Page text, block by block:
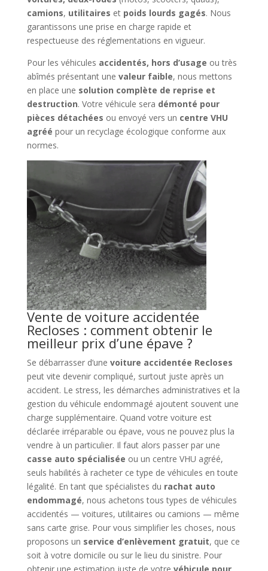
camions, utilitaires et poids lourds gagés. Nous
garantissons une prise en charge rapide et
respectueuse des réglementations en vigueur.
Pour les véhicules accidentés, hors d’usage ou très
abîmés présentant une valeur faible, nous mettons
en place une solution complète de reprise et
destruction. Votre véhicule sera démonté pour
pièces détachées ou envoyé vers un centre VHU
agréé pour un recyclage écologique conforme aux
normes.
Vente de voiture accidentée
Recloses : comment obtenir le
meilleur prix d’une épave ?
Se débarrasser d’une voiture accidentée Recloses
peut vite devenir compliqué, surtout juste après un
accident. Le stress, les démarches administratives et la
gestion du véhicule endommagé ajoutent souvent une
charge supplémentaire. Quand votre voiture est
déclarée irréparable ou épave, vous ne pouvez plus la
vendre à un particulier. Il faut alors passer par une
casse auto spécialisée ou un centre VHU agréé,
seuls habilités à racheter ce type de véhicules en toute
légalité. En tant que spécialistes du rachat auto
endommagé, nous achetons tous types de véhicules
accidentés — voitures, utilitaires ou camions — même
sans carte grise. Pour vous simplifier les choses, nous
proposons un service d’enlèvement gratuit, que ce
soit à votre domicile ou sur le lieu du sinistre. Pour
obtenir une estimation juste de votre véhicule pour